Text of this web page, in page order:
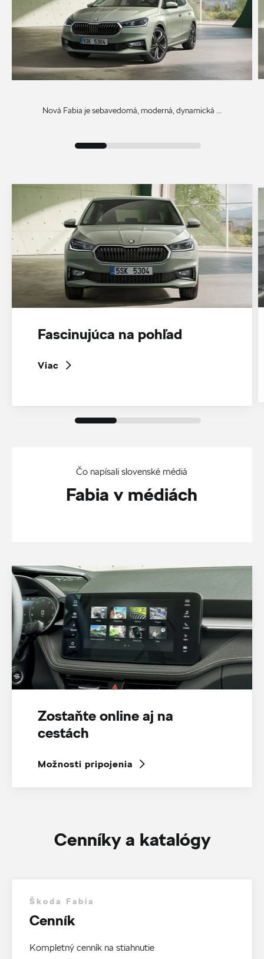
Nová Fabia je sebavedomá, moderná, dynamická ...
Fascinujúca na pohľad
Viac
Čo napísali slovenské médiá
Fabia v médiách
Zostaňte online aj na
cestách
Možnosti pripojenia
Cenníky a katalógy
Škoda Fabia
Cenník
Kompletný cenník na stiahnutie